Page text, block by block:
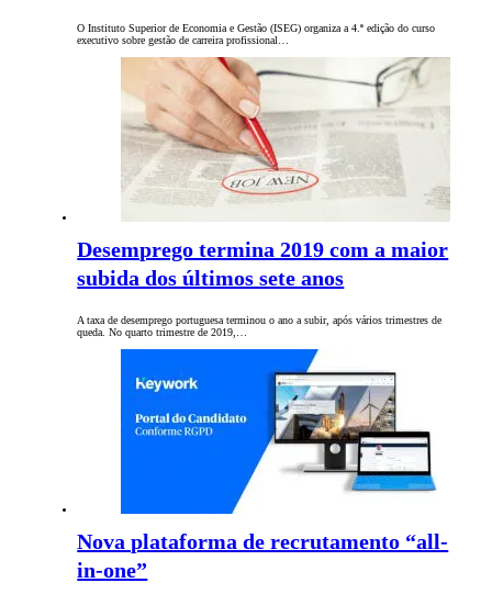
O Instituto Superior de Economia e Gestão (ISEG) organiza a 4.ª edição do curso
executivo sobre gestão de carreira profissional…
Desemprego termina 2019 com a maior
subida dos últimos sete anos
A taxa de desemprego portuguesa terminou o ano a subir, após vários trimestres de
queda. No quarto trimestre de 2019,…
Nova plataforma de recrutamento “all-
in-one”